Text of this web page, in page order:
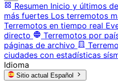
Resumen Inicio y últimos
más fuertes Los terremotos
Terremotos en tiempo real
directo
Terremotos por
páginas de archivo
ciudades con estadísticas
Idioma
Sitio actual Español